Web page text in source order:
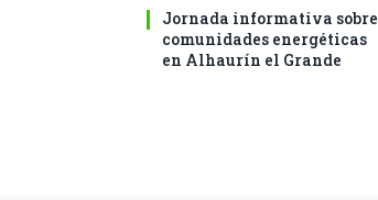
Jornada informativa sobre
comunidades energéticas
en Alhaurín el Grande